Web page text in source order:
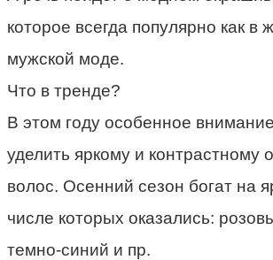
которое всегда популярно как в
мужской моде.
Что в тренде?
В этом году особенное
уделить яркому и контрастному
волос. Осенний сезон богат на
числе которых оказались:
темно-синий и пр.